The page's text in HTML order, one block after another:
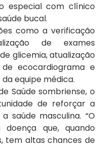
especial com clínico
bucal.
como a verificação
de exames
glicemia, atualização
ecocardiograma e
equipe médica.
Saúde sombriense, o
de reforçar a
saúde masculina. “O
que, quando
tem altas chances de